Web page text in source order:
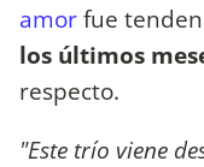
amorfue
los últimos
respecto.
"Este trío viene